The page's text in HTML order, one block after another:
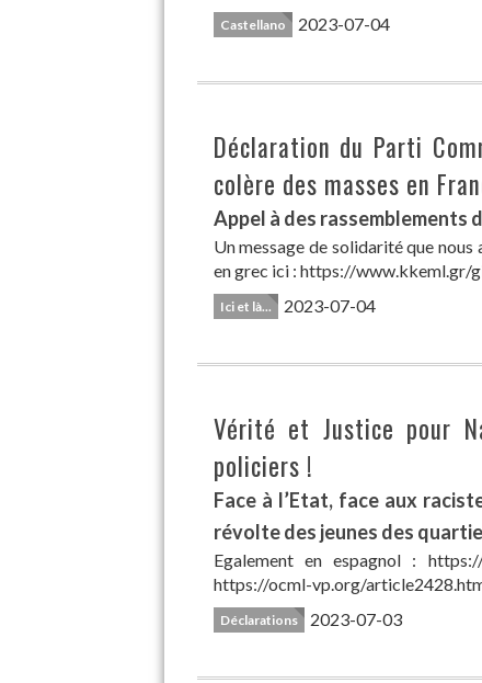
Castellano 2023-07-04
Déclaration du Parti
colère des masses en
Appel à des rassemblements
Un message de solidarité que
en grec ici : https://
Ici et là... 2023-07-04
Vérité et Justice pour
policiers !
Face à l’Etat, face aux
révolte des jeunes des
Egalement en espagnol :
https://ocml-vp.org/
Déclarations 2023-07-03